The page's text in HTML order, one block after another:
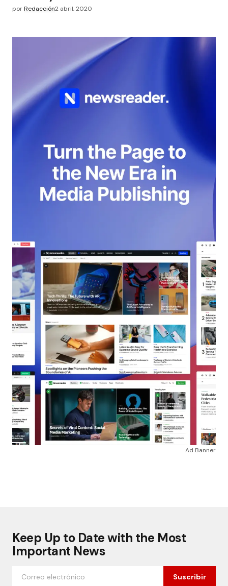
porRedacción2 abril, 2020
Ad Banner
Keep Up to Date with the Most
Important News
Suscribir